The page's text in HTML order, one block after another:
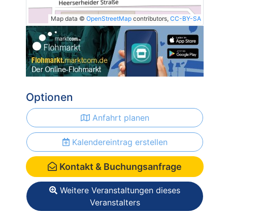
Map data © OpenStreetMap contributors, CC-BY-SA
Optionen
Anfahrt planen
Kalendereintrag erstellen
Kontakt & Buchungsanfrage
Weitere Veranstaltungen dieses
Veranstalters